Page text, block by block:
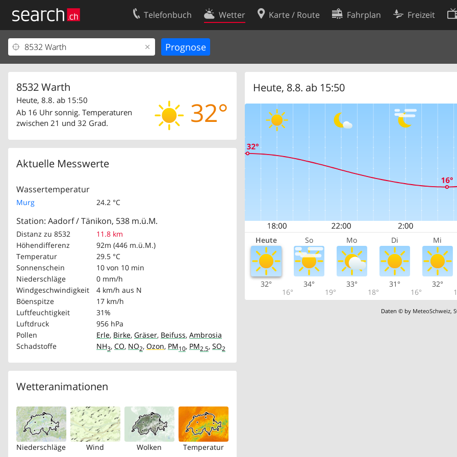
Telefonbuch Wetter Karte / Route Fahrplan Freizeit
8532 Warth
32°
Heute, 8.8. ab 15:50
Ab 16 Uhr sonnig. Temperaturen
zwischen 21 und 32 Grad.
Aktuelle Messwerte
Wassertemperatur
Murg 24.2 °C
Station: Aadorf / Tänikon, 538 m.ü.M.
Distanz zu 8532
11.8 km
Höhendifferenz
92m (446 m.ü.M.)
Temperatur
29.5 °C
Sonnenschein
10 von 10 min
Niederschläge
0 mm/h
Windgeschwindigkeit
4 km/h aus N
Böenspitze
17 km/h
Luftfeuchtigkeit
31%
Luftdruck
956 hPa
Pollen
Erle, Birke, Gräser, Beifuss, Ambrosia
Schadstoffe
NH3, CO, NO2, Ozon, PM10, PM2.5, SO2
Wetteranimationen
Niederschläge Wind Wolken Temperatur
Heute, 8.8. ab 15:50
Heute So Mo Di Mi
32°
16°
34°
19°
33°
18°
31°
16°
32°
Daten © by MeteoSchweiz,
Ihr Eintrag
Kundencenter Geschäftskunden
Kontakt
Nutzungsbedingungen
Cookie-Einstellungen